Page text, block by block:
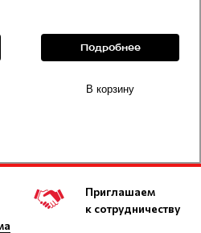
Подробнее
В корзину
Приглашаем
к сотрудничеству